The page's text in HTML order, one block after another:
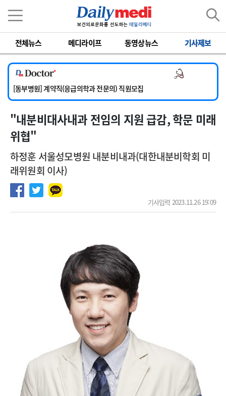
전체뉴스 메디라이프 동영상뉴스 기사제보
[서울아산병원] 2026년 하반기 인턴 모집
[영남대학교의료원] 마취통증의학과 임기제 임상의사 채용
[충남대학교병원] 소아청소년과(소아응급전담) 계약직 의사 공개채용
[동부병원] 계약직(응급의학과 전문의) 직원모집
[이대목동병원] 하반기 전공의(레지던트1년차) 모집
[서울아산병원] 2026년 하반기 인턴 모집
[영남대학교의료원] 마취통증의학과 임기제 임상의사 채용
" 내분비대사내과 전임의 지원 급감, 학문 미래
위협"
하정훈 서울성모병원 내분비내과(대한내분비학회 미
래위원회 이사)
기사입력 2023.11.26 19:09